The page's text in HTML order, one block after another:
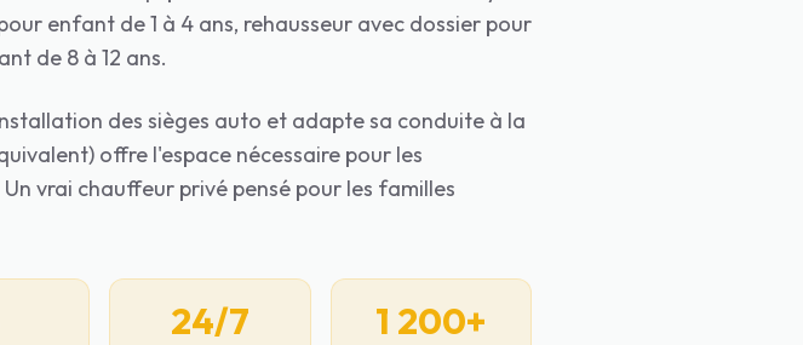
enfant de 1 à 4 ans, rehausseur avec dossier pour
de 8 à 12 ans.
des sièges auto et adapte sa conduite à la
offre l'espace nécessaire pour les
vrai chauffeur privé pensé pour les familles
24/7 1 200+